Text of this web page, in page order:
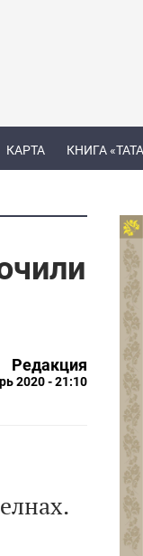
КАРТА КНИГА
Редакция
2020 - 21:10